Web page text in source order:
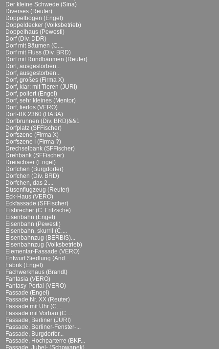
Der kleine Schwede (Sina)
Diverses (Reuter)
Doppelbogen (Engel)
Doppeldecker (Volksbetrieb)
Doppelhaus (Pewesti)
Dorf (Div. DDR)
Dorf mit Bäumen (C....
Dorf mit Fluss (Div. BRD)
Dorf mit Rundbäumen (Reuter)
Dorf, ausgestorben...
Dorf, ausgestorben...
Dorf, großes (Firma X)
Dorf, klar: mit Tieren (JURI)
Dorf, poliert (Engel)
Dorf, sehr kleines (Mentor)
Dorf, tierlos (VERO)
Dorf-BK 2360 (HABA)
Dorfbrunnen (Div. BRD)&&1
Dorfplatz (SFFischer)
Dorfszene (Firma X)
Dorfszene I (Firma ?)
Drechselbank (SFFischer)
Drehbank (SFFischer)
Dreiachser (Engel)
Dörfchen (Burgdorfer)
Dörfchen (Div. BRD)
Dörfchen, das 2....
Düsenflugzeug (Reuter)
Eck-Haus (VERO)
Eckfassade (SFFischer)
Eisbrecher (C. Fritzsche)
Eisenbahn (Engel)
Eisenbahn (Pewesti)
Eisenbahn, skurril (C....
Eisenbahnzug (BERBIS)...
Eisenbahnzug (Volksbetrieb)
Elementar-Fassade (VERO)
Entwurf Siedlung (And....
Fabrik (Engel)
Fachwerkhaus (Brandt)
Fantasia (VERO)
Fantasy-Portal (VERO)
Fassade (Engel)
Fassade Nr. XX (Reuter)
Fassade mit Uhr (C....
Fassade mit Vorbau (C....
Fassade, Berliner (JURI)
Fassade, Berliner-Fenster-...
Fassade, Burgdorfer...
Fassade, Hochparterre (BKF...
Fassade, Jubel- (Schowanek)